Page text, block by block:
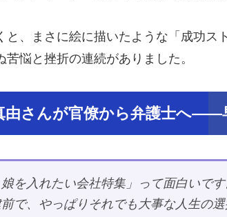
と、まさに絵に描いたような「成功ス
苦悩と挫折の連続がありました。
由さんが官僚から弁護士へ――
娘を入れたい会社特集」って面白いで
前で、やっぱりそれでも大事な人生の